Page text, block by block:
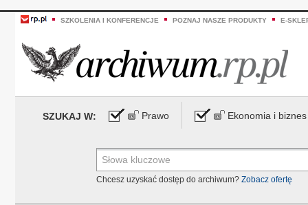
SZKOLENIA I KONFERENCJE POZNAJ NASZE PRODUKTY E-
SZUKAJ W: Prawo Ekonomia i biznes
Chcesz uzyskać dostęp do archiwum? Zobacz ofertę